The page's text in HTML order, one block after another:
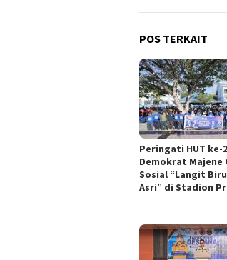
POS TERKAIT
Peringati HUT ke-
Demokrat Majene
Sosial “Langit
Asri” di Stadion